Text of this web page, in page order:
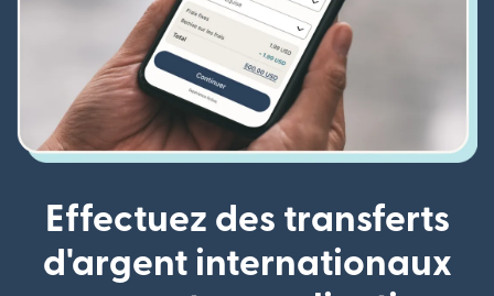
Effectuez des transferts
d'argent internationaux